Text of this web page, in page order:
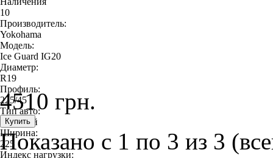
10
Производитель:
Yokohama
Модель:
Ice Guard IG20
Диаметр:
R19
Профиль:
225/45
Тип авто:
легковой
Ширина:
225
Индекс нагрузки:
4510 грн.
Показано с 1 по 3 из 3